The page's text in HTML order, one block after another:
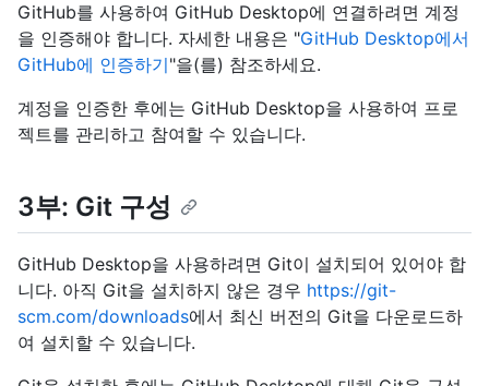
GitHub를 사용하여 GitHub Desktop에 연결하려면 계정
을 인증해야 합니다. 자세한 내용은 "GitHub Desktop에서
GitHub에 인증하기"을(를) 참조하세요.
계정을 인증한 후에는 GitHub Desktop을 사용하여 프로
젝트를 관리하고 참여할 수 있습니다.
3부: Git 구성
GitHub Desktop을 사용하려면 Git이 설치되어 있어야 합
니다. 아직 Git을 설치하지 않은 경우 https://git-
scm.com/downloads에서 최신 버전의 Git을 다운로드하
여 설치할 수 있습니다.